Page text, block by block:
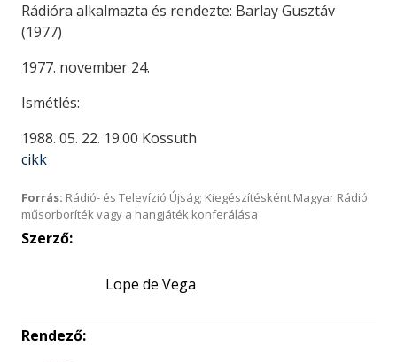
Rádióra alkalmazta és rendezte: Barlay Gusztáv
(1977)
1977. november 24.
Ismétlés:
1988. 05. 22. 19.00 Kossuth
cikk
Forrás: Rádió- és Televízió Újság; Kiegészítésként Magyar Rádió
műsorboríték vagy a hangjáték konferálása
Szerző:
Lope de Vega
Rendező: